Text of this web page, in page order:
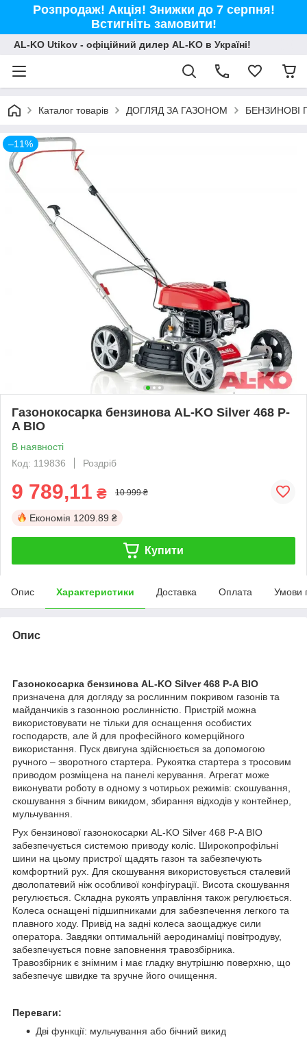
Розпродаж! Акція! Знижки до 7 серпня!
Встигніть замовити!
AL-KO Utikov - офіційний дилер AL-KO в Україні!
Каталог товарів ДОГЛЯД ЗА ГАЗОНОМ БЕНЗИНОВІ
–11%
Газонокосарка бензинова AL-KO Silver 468 P-
A BIO
В наявності
Код: 119836
Роздріб
9 789,11 ₴ 10 999 ₴
Економія 1209.89 ₴
Купити
Опис Характеристики Доставка Оплата Умови
Опис
Газонокосарка бензинова AL-KO Silver 468 P-A BIO
призначена для догляду за рослинним покривом газонів та
майданчиків з газонною рослинністю. Пристрій можна
використовувати не тільки для оснащення особистих
господарств, але й для професійного комерційного
використання. Пуск двигуна здійснюється за допомогою
ручного – зворотного стартера. Рукоятка стартера з тросовим
приводом розміщена на панелі керування. Агрегат може
виконувати роботу в одному з чотирьох режимів: скошування,
скошування з бічним викидом, збирання відходів у контейнер,
мульчування.
Рух бензинової газонокосарки AL-KO Silver 468 P-A BIO
забезпечується системою приводу коліс. Широкопрофільні
шини на цьому пристрої щадять газон та забезпечують
комфортний рух. Для скошування використовується сталевий
дволопатевий ніж особливої ​​конфігурації. Висота скошування
регулюється. Складна рукоять управління також регулюється.
Колеса оснащені підшипниками для забезпечення легкого та
плавного ходу. Привід на задні колеса заощаджує сили
оператора. Завдяки оптимальній аеродинаміці повітродуву,
забезпечується повне заповнення травозбірника.
Травозбірник є знімним і має гладку внутрішню поверхню, що
забезпечує швидке та зручне його очищення.
Переваги:
Дві функції: мульчування або бічний викид